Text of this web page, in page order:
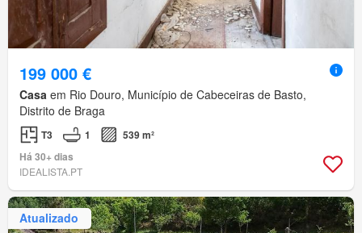
199 000 €
Casa em Rio Douro, Município de Cabeceiras de Basto,
Distrito de Braga
T3 1
539 m²
Há 30+ dias
IDEALISTA.PT
Atualizado